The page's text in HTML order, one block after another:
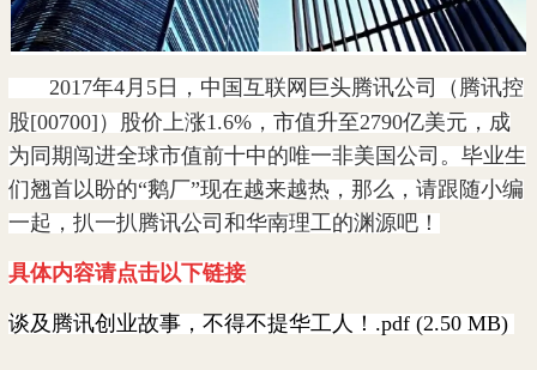
2017年4月5日，中国互联网巨头腾讯公司（腾讯控
股[00700]）股价上涨1.6%，市值升至2790亿美元，成
为同期闯进全球市值前十中的唯一非美国公司。毕业生
们翘首以盼的“鹅厂”现在越来越热，那么，请跟随小编
一起，扒一扒腾讯公司和华南理工的渊源吧！
具体内容请点击以下链接
谈及腾讯创业故事，不得不提华工人！.pdf (2.50 MB)